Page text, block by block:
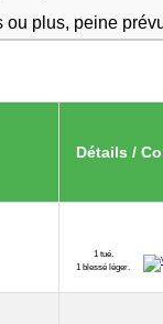
plus, peine
Détails /
1 tué.
1 blessé léger.